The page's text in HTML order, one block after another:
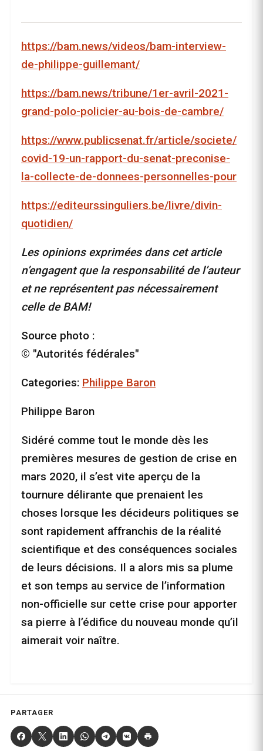
https://bam.news/videos/bam-interview-
de-philippe-guillemant/
https://bam.news/tribune/1er-avril-2021-
grand-polo-policier-au-bois-de-cambre/
https://www.publicsenat.fr/article/societe/
covid-19-un-rapport-du-senat-preconise-
la-collecte-de-donnees-personnelles-pour
https://editeurssinguliers.be/livre/divin-
quotidien/
Les opinions exprimées dans cet article
n’engagent que la responsabilité de l’auteur
et ne représentent pas nécessairement
celle de BAM!
Source photo :
© "Autorités fédérales"
Categories: Philippe Baron
Philippe Baron
Sidéré comme tout le monde dès les
premières mesures de gestion de crise en
mars 2020, il s’est vite aperçu de la
tournure délirante que prenaient les
choses lorsque les décideurs politiques se
sont rapidement affranchis de la réalité
scientifique et des conséquences sociales
de leurs décisions. Il a alors mis sa plume
et son temps au service de l’information
non-officielle sur cette crise pour apporter
sa pierre à l’édifice du nouveau monde qu’il
aimerait voir naître.
PARTAGER